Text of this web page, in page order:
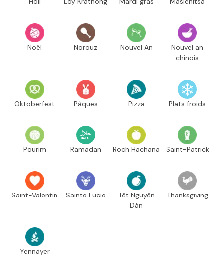
Noël Norouz Nouvel An
Nouvel an
chinois
Oktoberfest Pâques Pizza Plats froids
Pourim Ramadan Roch Hachana Saint-Patrick
Saint-Valentin Sainte Lucie
Têt Nguyên
Dán
Thanksgiving
Yennayer